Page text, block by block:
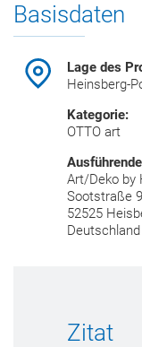
Basisdaten
Lage des
Heinsberg-
Kategorie:
OTTO art
Art/Deko by
Sootstraße
52525
Deutschland
Zitat